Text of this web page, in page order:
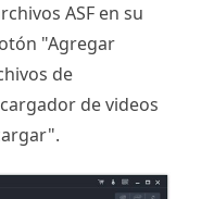
ASF en su
"Agregar
de
de videos